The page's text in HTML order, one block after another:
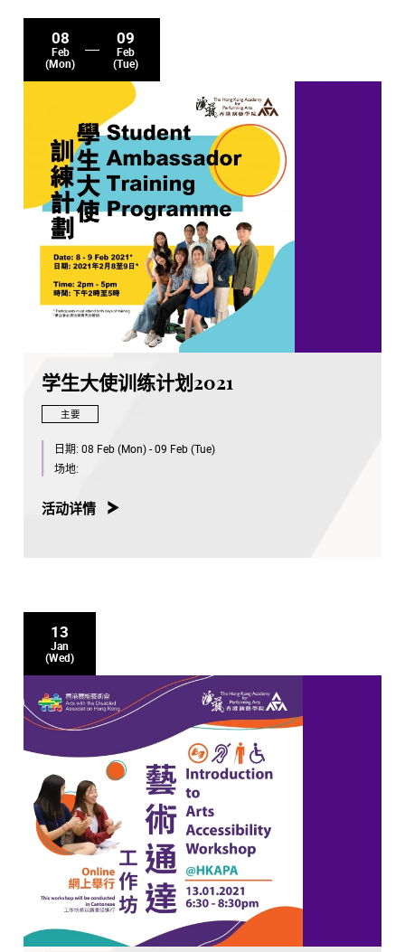
08
Feb
(Mon)
09
Feb
(Tue)
学生大使训练计划2021
主要
日期: 08 Feb (Mon) - 09 Feb (Tue)
场地:
活动详情
13
Jan
(Wed)